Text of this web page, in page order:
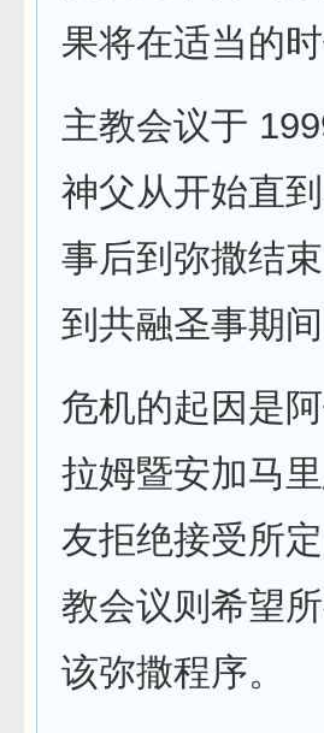
果将在适当的时
主教会议于
神父从开始直
事后到弥撒结
到共融圣事期
危机的起因是
拉姆暨安加马
友拒绝接受所
教会议则希望
该弥撒程序。